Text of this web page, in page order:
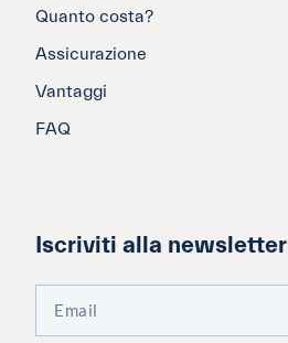
Quanto costa?
Assicurazione
Vantaggi
FAQ
Iscriviti alla newsletter